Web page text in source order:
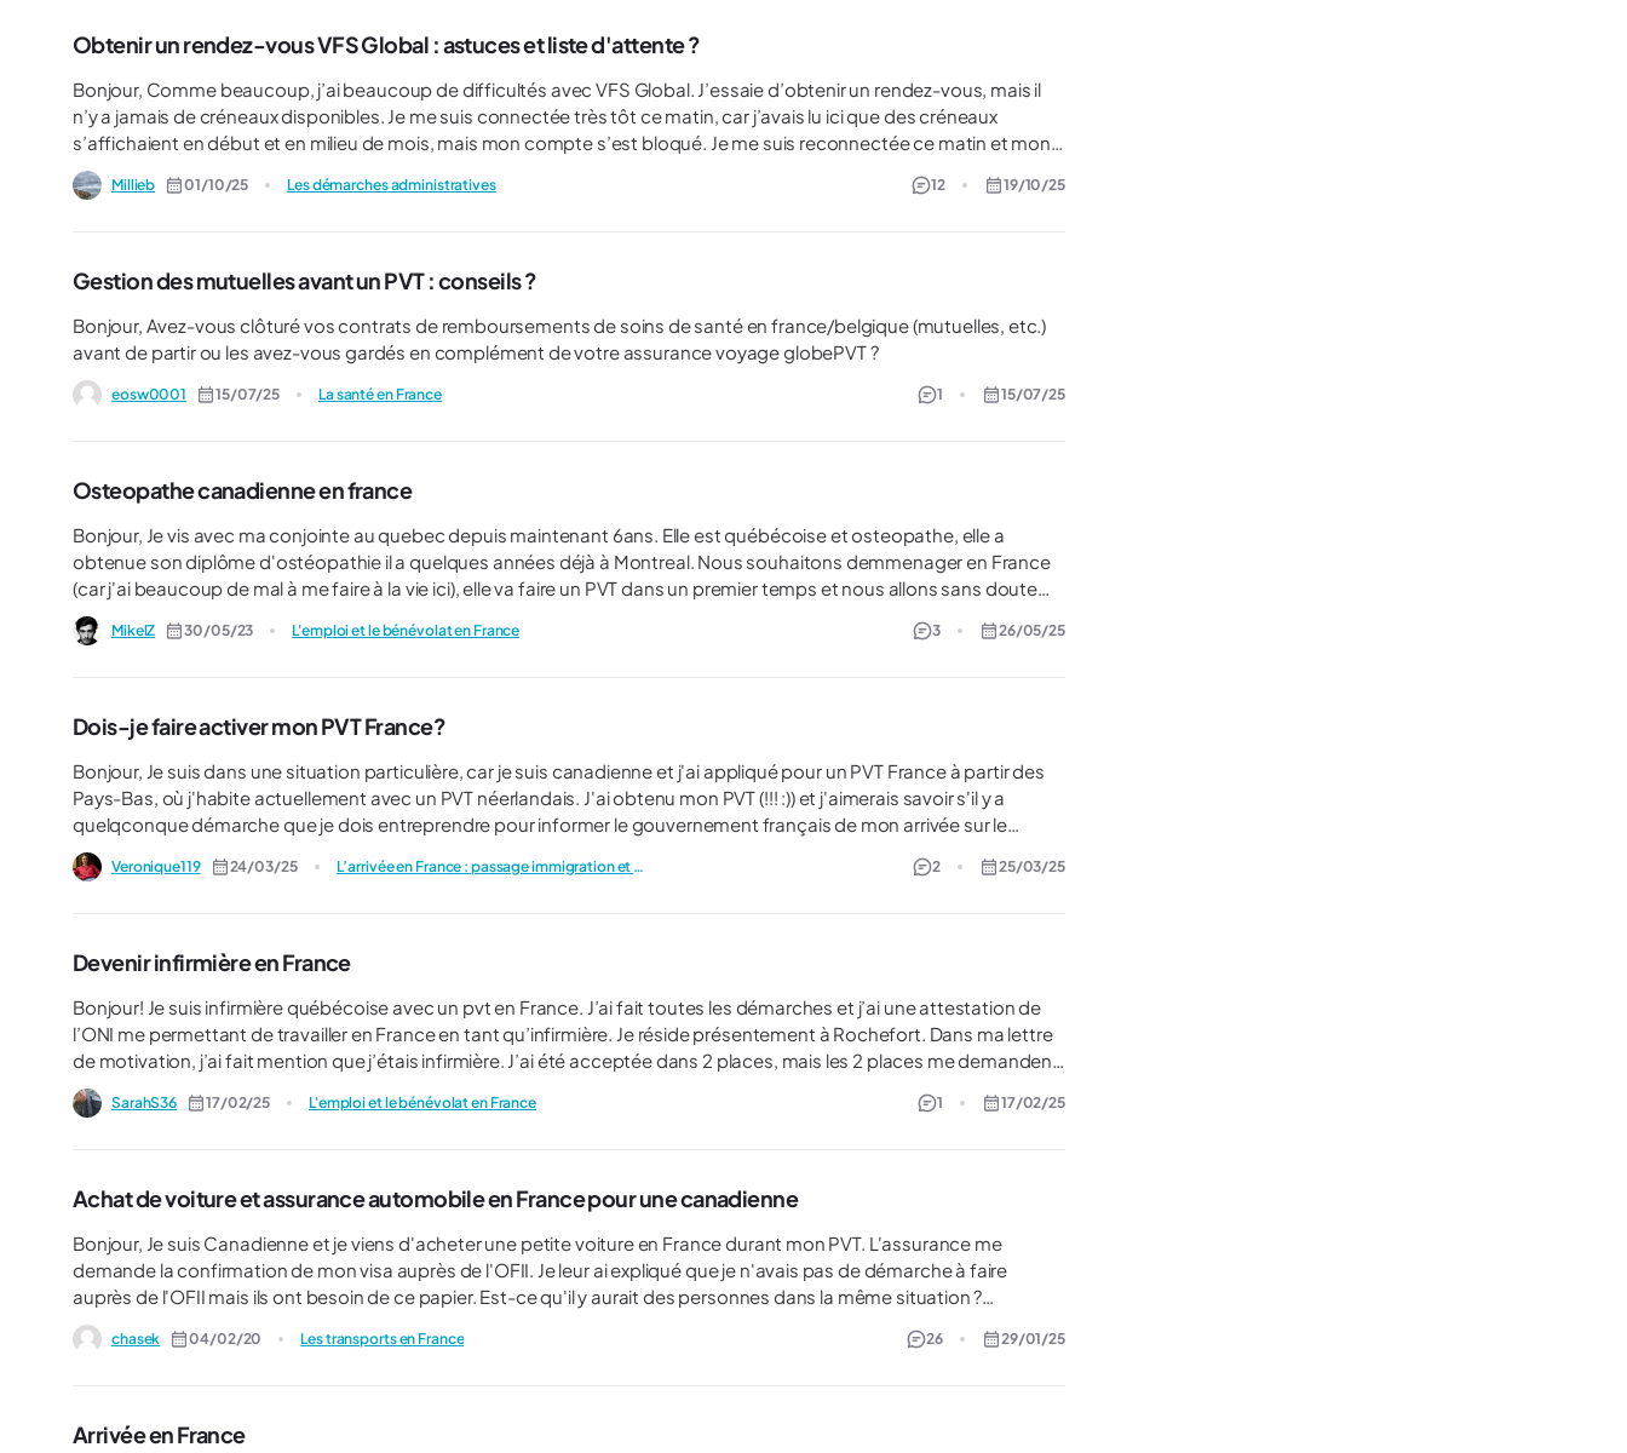
Français. Je ne trouve la nuance nulle part, sur aucun site internet. Je remarque sur le site d'AirTransat une nuance
Obtenir un rendez-vous VFS Global : astuces et liste d'attente ?
Bonjour, Comme beaucoup, j’ai beaucoup de difficultés avec VFS Global. J’essaie d’obtenir un rendez-vous, mais il
n’y a jamais de créneaux disponibles. Je me suis connectée très tôt ce matin, car j’avais lu ici que des créneaux
s’affichaient en début et en milieu de mois, mais mon compte s’est bloqué. Je me suis reconnectée ce matin et mon
compte était débloqué, mais il n’y avait toujours aucun créneau disponible. Je me suis donc inscrite sur la liste
d’attente et je me demandais si quelqu’un avait fait de même, si cela avait été concluant, et combien de temps après
Millieb 01/10/25 Les démarches administratives 12 19/10/25
Gestion des mutuelles avant un PVT : conseils ?
Bonjour, Avez-vous clôturé vos contrats de remboursements de soins de santé en france/belgique (mutuelles, etc.)
avant de partir ou les avez-vous gardés en complément de votre assurance voyage globePVT ?
eosw0001 15/07/25 La santé en France 1 15/07/25
Osteopathe canadienne en france
Bonjour, Je vis avec ma conjointe au quebec depuis maintenant 6ans. Elle est québécoise et osteopathe, elle a
obtenue son diplôme d'ostéopathie il a quelques années déjà à Montreal. Nous souhaitons demmenager en France
(car j'ai beaucoup de mal à me faire à la vie ici), elle va faire un PVT dans un premier temps et nous allons sans doute
devoir nous marier par la suite. Notre question est de savoir si son diplôme d'ostéopathie au Québec peut être
reconnu en France, et si elle pourra pratiquer en France avec le titre d'ostéopathe ? Merci pour votre aide.
MikelZ 30/05/23 L'emploi et le bénévolat en France 3 26/05/25
Dois-je faire activer mon PVT France?
Bonjour, Je suis dans une situation particulière, car je suis canadienne et j'ai appliqué pour un PVT France à partir des
Pays-Bas, où j'habite actuellement avec un PVT néerlandais. J'ai obtenu mon PVT (!!! :)) et j'aimerais savoir s'il y a
quelqconque démarche que je dois entreprendre pour informer le gouvernement français de mon arrivée sur le
territoire. J'ai lu dans un des articles ptvtistes qu'il n'est pas nécessaire de faire activer son PVT France, seulement à le
montrer à l'agent à l'immigration à l'aéroport. Seulement, comme je suis déjà dans l'Union Européenne, je ne passerai
Veronique119 24/03/25 L’arrivée en France : passage immigration et douane 2 25/03/25
Devenir infirmière en France
Bonjour! Je suis infirmière québécoise avec un pvt en France. J’ai fait toutes les démarches et j’ai une attestation de
l’ONI me permettant de travailler en France en tant qu’infirmière. Je réside présentement à Rochefort. Dans ma lettre
de motivation, j’ai fait mention que j’étais infirmière. J’ai été acceptée dans 2 places, mais les 2 places me demandent
un numéro de sécurité social. J’ai été au CPAM et comme expliqué sur le site web, ils ne peuvent pas faire un numéro
de sécurité social à cause de mon PVT. Est-ce qu’il y a des infirmiers avec un PVT qui se sont fait embaucher? Ou est-
SarahS36 17/02/25 L'emploi et le bénévolat en France 1 17/02/25
Achat de voiture et assurance automobile en France pour une canadienne
Bonjour, Je suis Canadienne et je viens d'acheter une petite voiture en France durant mon PVT. L'assurance me
demande la confirmation de mon visa auprès de l'OFII. Je leur ai expliqué que je n'avais pas de démarche à faire
auprès de l'OFII mais ils ont besoin de ce papier. Est-ce qu'il y aurait des personnes dans la même situation ?
chasek 04/02/20 Les transports en France 26 29/01/25
Arrivée en France